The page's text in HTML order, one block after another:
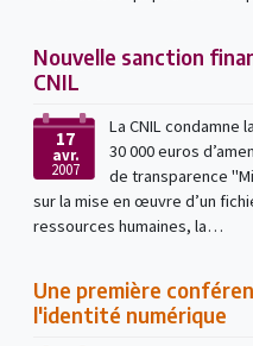
Nouvelle sanction
CNIL
17
avr.
2007
La CNIL condamne
30 000 euros
de transparence
sur la mise en œuvre d’un
ressources humaines, la…
Une première
l'identité numérique